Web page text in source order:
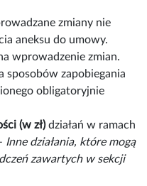
zmiany nie
aneksu do umowy.
wprowadzenie zmian.
sposobów zapobiegania
obligatoryjnie
(w zł)działań w ramach
Inne działania, które mogą
zawartych w sekcji